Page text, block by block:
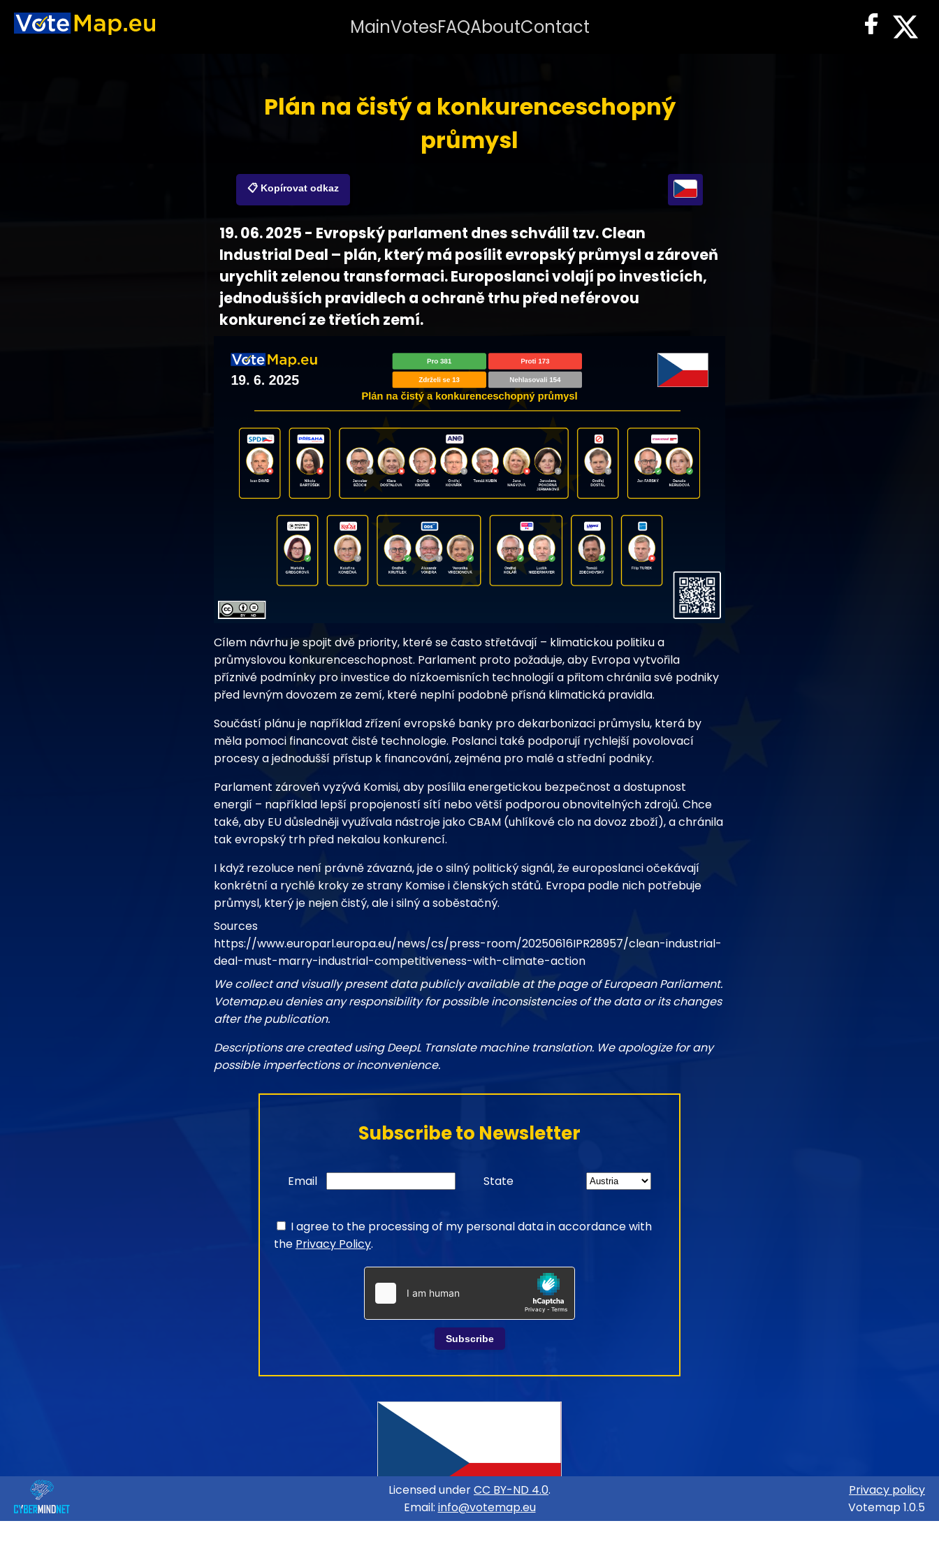
MainVotesFAQAboutContact
Plán na čistý a konkurenceschopný
průmysl
📋 Kopírovat odkaz
19. 06. 2025 - Evropský parlament dnes schválil tzv. Clean
Industrial Deal – plán, který má posílit evropský průmysl a zároveň
urychlit zelenou transformaci. Europoslanci volají po investicích,
jednodušších pravidlech a ochraně trhu před neférovou
konkurencí ze třetích zemí.
Cílem návrhu je spojit dvě priority, které se často střetávají – klimatickou politiku a
průmyslovou konkurenceschopnost. Parlament proto požaduje, aby Evropa vytvořila
příznivé podmínky pro investice do nízkoemisních technologií a přitom chránila své podniky
před levným dovozem ze zemí, které neplní podobně přísná klimatická pravidla.
Součástí plánu je například zřízení evropské banky pro dekarbonizaci průmyslu, která by
měla pomoci financovat čisté technologie. Poslanci také podporují rychlejší povolovací
procesy a jednodušší přístup k financování, zejména pro malé a střední podniky.
Parlament zároveň vyzývá Komisi, aby posílila energetickou bezpečnost a dostupnost
energií – například lepší propojeností sítí nebo větší podporou obnovitelných zdrojů. Chce
také, aby EU důsledněji využívala nástroje jako CBAM (uhlíkové clo na dovoz zboží), a chránila
tak evropský trh před nekalou konkurencí.
I když rezoluce není právně závazná, jde o silný politický signál, že europoslanci očekávají
konkrétní a rychlé kroky ze strany Komise i členských států. Evropa podle nich potřebuje
průmysl, který je nejen čistý, ale i silný a soběstačný.
Sources
https://www.europarl.europa.eu/news/cs/press-room/20250616IPR28957/clean-industrial-
deal-must-marry-industrial-competitiveness-with-climate-action
We collect and visually present data publicly available at the page of European Parliament.
Votemap.eu denies any responsibility for possible inconsistencies of the data or its changes
after the publication.
Descriptions are created using DeepL Translate machine translation. We apologize for any
possible imperfections or inconvenience.
Subscribe to Newsletter
Email State
I agree to the processing of my personal data in accordance with
the Privacy Policy.
Subscribe
Licensed underCC BY-ND 4.0.
Email: info@votemap.eu
Privacy policy
Votemap 1.0.5